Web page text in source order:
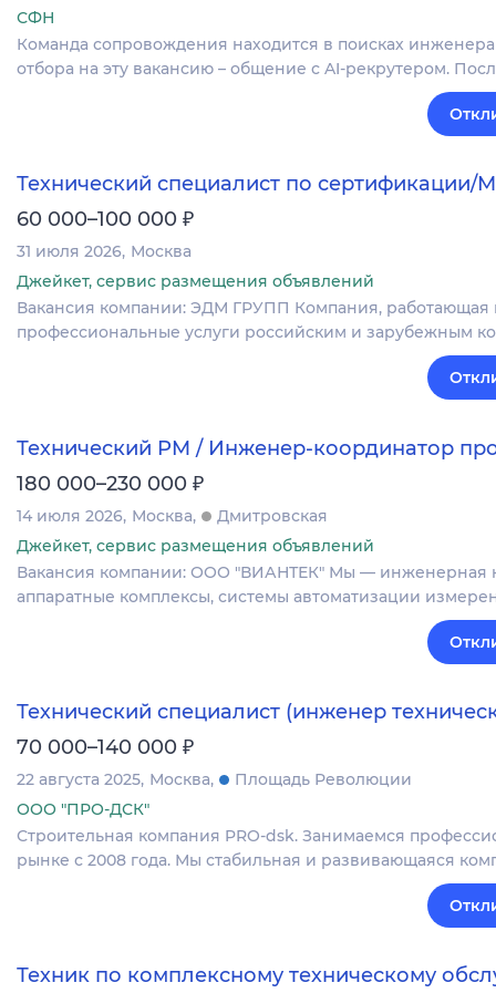
СФН
Команда сопровождения находится в поисках
отбора на эту вакансию – общение с AI-рекрутером.
Технический специалист по сертификации/
60 000–100 000 ₽
31 июля 2026 Москва
Джейкет, сервис размещения объявлений
Вакансия компании: ЭДМ ГРУПП Компания, работающая
профессиональные услуги российским и зарубежным
Технический PM / Инженер-координатор
180 000–230 000 ₽
14 июля 2026 Москва
Дмитровская
Джейкет, сервис размещения объявлений
Вакансия компании: ООО "ВИАНТЕК" Мы — инженерная
аппаратные комплексы, системы автоматизации
Технический специалист (инженер
70 000–140 000 ₽
22 августа 2025 Москва
Площадь Революции
ООО "ПРО-ДСК"
Строительная компания PRO-dsk. Занимаемся
рынке с 2008 года. Мы стабильная и развивающаяся
Техник по комплексному техническому